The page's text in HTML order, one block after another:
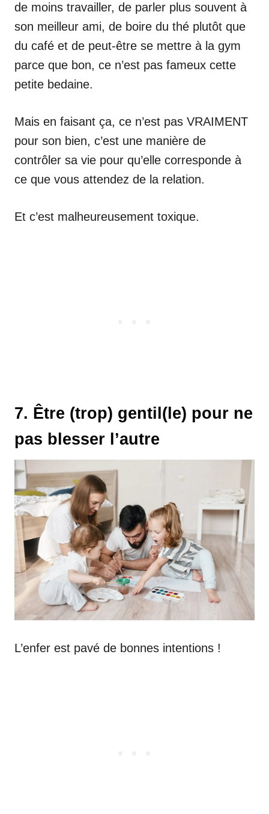
de moins travailler, de parler plus souvent à
son meilleur ami, de boire du thé plutôt que
du café et de peut-être se mettre à la gym
parce que bon, ce n’est pas fameux cette
petite bedaine.
Mais en faisant ça, ce n’est pas VRAIMENT
pour son bien, c’est une manière de
contrôler sa vie pour qu’elle corresponde à
ce que vous attendez de la relation.
Et c’est malheureusement toxique.
7. Être (trop) gentil(le) pour ne
pas blesser l’autre
L’enfer est pavé de bonnes intentions !